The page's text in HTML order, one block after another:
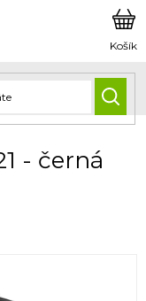
- černá